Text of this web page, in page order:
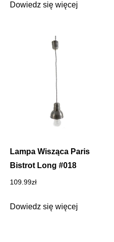
Dowiedz się więcej
Lampa Wisząca Paris
Bistrot Long #018
109.99zł
Dowiedz się więcej